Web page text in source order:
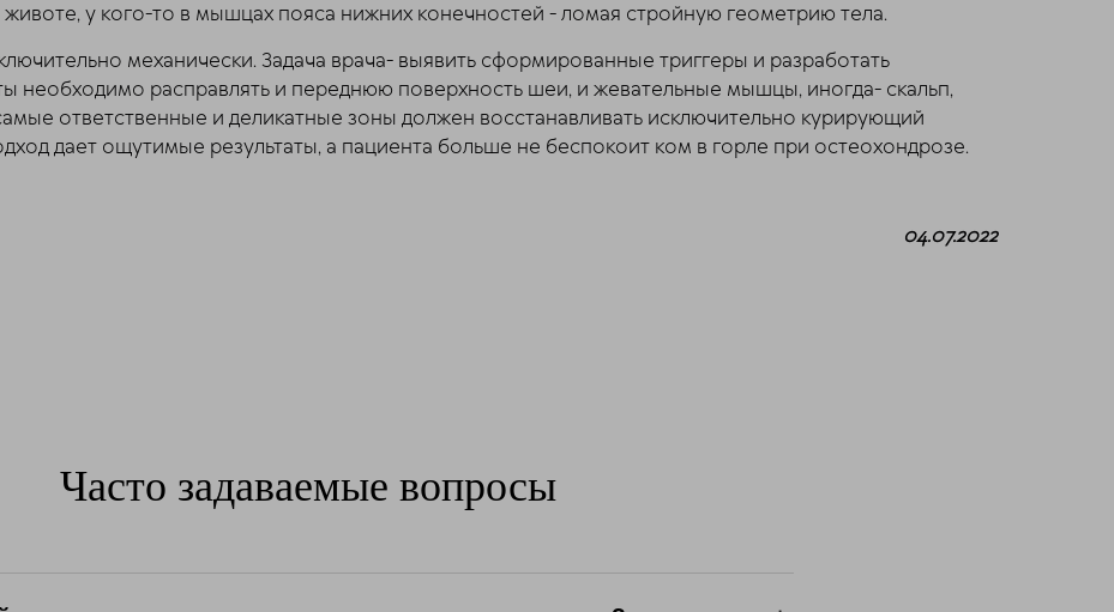
животе, у кого-то в мышцах пояса нижних конечностей - ломая стройную геометрию тела.
механически. Задача врача- выявить сформированные триггеры и разработать
необходимо расправлять и переднюю поверхность шеи, и жевательные мышцы, иногда- скальп,
ответственные и деликатные зоны должен восстанавливать исключительно курирующий
дает ощутимые результаты, а пациента больше не беспокоит ком в горле при остеохондрозе.
04.07.2022
Часто задаваемые вопросы